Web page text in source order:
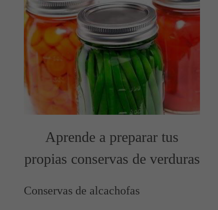
Aprende a preparar tus
propias conservas de verduras
Conservas de alcachofas